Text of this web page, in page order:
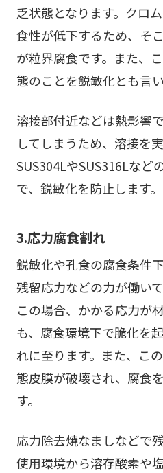
乏状態となります。クロ
食性が低下するため、そ
が粒界腐食です。また、
態のことを鋭敏化とも言い
溶接部付近などは熱影響
してしまうため、溶接を
SUS304LやSUS316Lなど
で、鋭敏化を防止します。
3.応力腐食割れ
鋭敏化や孔食の腐食条件
残留応力などの力が働い
この場合、かかる応力が
も、腐食環境下で脆化を
れに至ります。また、こ
態皮膜が破壊され、腐食
す。
応力除去焼なましなどで
使用環境から溶存酸素や